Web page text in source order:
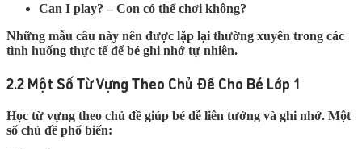
Can I play? – Con có thể chơi không?
Những mẫu câu này nên được lặp lại thường xuyên trong các
tình huống thực tế để bé ghi nhớ tự nhiên.
2.2 Một Số Từ Vựng Theo Chủ Đề Cho Bé Lớp 1
Học từ vựng theo chủ đề giúp bé dễ liên tưởng và ghi nhớ. Một
số chủ đề phổ biến: